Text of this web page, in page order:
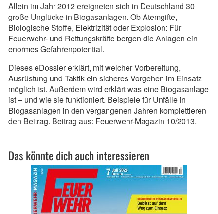
Allein im Jahr 2012 ereigneten sich in Deutschland 30
große Unglücke in Biogasanlagen. Ob Atemgifte,
Biologische Stoffe, Elektrizität oder Explosion: Für
Feuerwehr- und Rettungskräfte bergen die Anlagen ein
enormes Gefahrenpotential.
Dieses eDossier erklärt, mit welcher Vorbereitung,
Ausrüstung und Taktik ein sicheres Vorgehen im Einsatz
möglich ist. Außerdem wird erklärt was eine Biogasanlage
ist – und wie sie funktioniert. Beispiele für Unfälle in
Biogasanlagen in den vergangenen Jahren komplettieren
den Beitrag. Beitrag aus: Feuerwehr-Magazin 10/2013.
Das könnte dich auch interessieren